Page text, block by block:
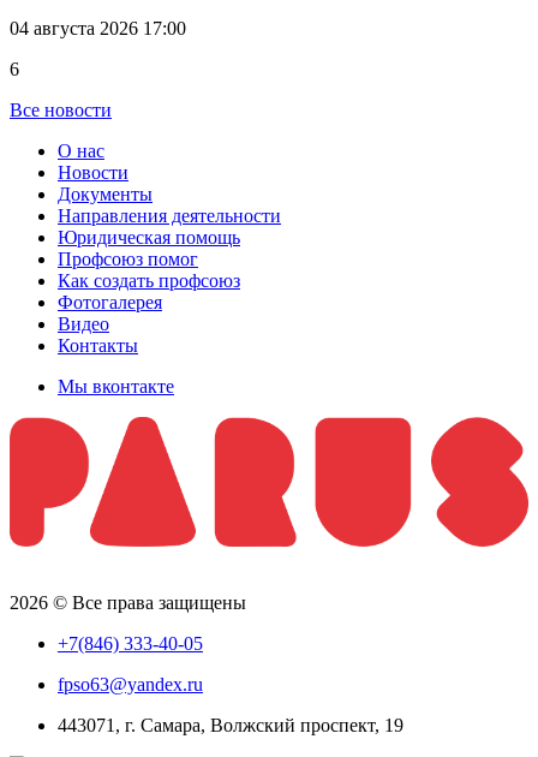
04 августа 2026 17:00
6
Все новости
О нас
Новости
Документы
Направления деятельности
Юридическая помощь
Профсоюз помог
Как создать профсоюз
Фотогалерея
Видео
Контакты
Мы вконтакте
2026 © Все права защищены
+7(846) 333-40-05
fpso63@yandex.ru
443071, г. Самара, Волжский проспект, 19